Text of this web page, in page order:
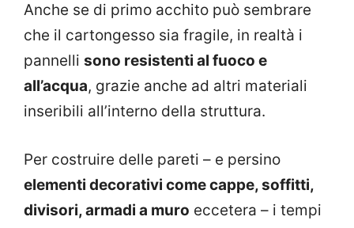
Anche se di primo acchito può sembrare
che il cartongesso sia fragile, in realtà i
pannelli sono resistenti al fuoco e
all’acqua, grazie anche ad altri materiali
inseribili all’interno della struttura.
Per costruire delle pareti – e persino
elementi decorativi come cappe, soffitti,
divisori, armadi a muro eccetera – i tempi